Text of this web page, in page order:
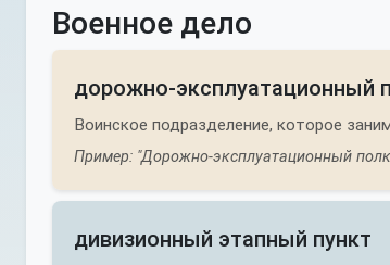
Военное дело
дорожно-эксплуатационный
Воинское подразделение, которое
Пример: "Дорожно-эксплуатационный
дивизионный этапный пункт